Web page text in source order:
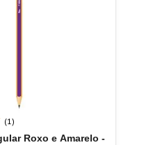
(1)
Roxo e Amarelo -